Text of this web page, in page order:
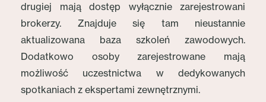
drugiej mają dostęp wyłącznie zarejestrowani
brokerzy. Znajduje się tam nieustannie
aktualizowana baza szkoleń zawodowych.
Dodatkowo osoby zarejestrowane mają
możliwość uczestnictwa w dedykowanych
spotkaniach z ekspertami zewnętrznymi.